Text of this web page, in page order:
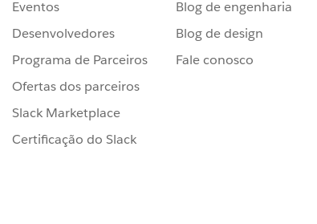
Eventos
Desenvolvedores
Programa de Parceiros
Ofertas dos parceiros
Slack Marketplace
Certificação do Slack
Blog de engenharia
Blog de design
Fale conosco